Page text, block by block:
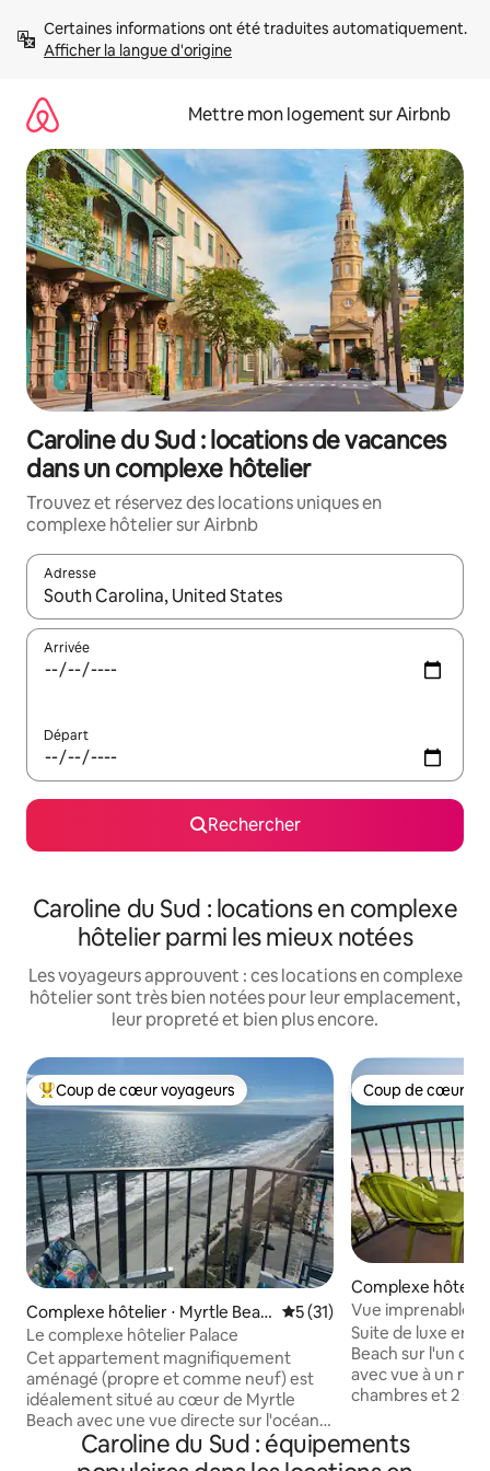
directement
Afficher la langue d'origine
Mettre mon logement sur Airbnb
Caroline du Sud : locations de vacances
dans un complexe hôtelier
Trouvez et réservez des locations uniques en
complexe hôtelier sur Airbnb
Adresse
Lorsque les résultats s'affichent, utilisez les flèches vers le
Arrivée
Départ
Rechercher
Caroline du Sud : locations en complexe
hôtelier parmi les mieux notées
Les voyageurs approuvent : ces locations en complexe
hôtelier sont très bien notées pour leur emplacement,
leur propreté et bien plus encore.
Coups de cœur voyageurs les plus appréciés
Coup de cœur voyageurs
Complexe hôtelier ⋅ Myrtle Beac
h
Évaluation moyenne sur la
5 (31)
Le complexe hôtelier Palace
Cet appartement magnifiquement
aménagé (propre et comme neuf) est
idéalement situé au cœur de Myrtle
Beach avec une vue directe sur l'océan à
couper le souffle, y compris des
équipements sur place, une piscine, un
Coup de cœur
Coup de cœur
Complexe
each
Vue imprenable !!
de mer 3
Suite de luxe en
Beach sur l'un
avec vue à un
chambres et 2
également un
accueillir 8
Caroline du Sud : équipements